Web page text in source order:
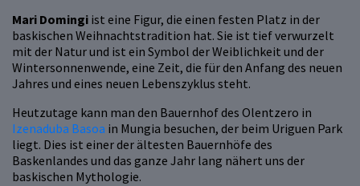
Mari Domingi ist eine Figur, die einen festen Platz in der
baskischen Weihnachtstradition hat. Sie ist tief verwurzelt
mit der Natur und ist ein Symbol der Weiblichkeit und der
Wintersonnenwende, eine Zeit, die für den Anfang des neuen
Jahres und eines neuen Lebenszyklus steht.
Heutzutage kann man den Bauernhof des Olentzero in
Izenaduba Basoa in Mungia besuchen, der beim Uriguen Park
liegt. Dies ist einer der ältesten Bauernhöfe des
Baskenlandes und das ganze Jahr lang nähert uns der
baskischen Mythologie.